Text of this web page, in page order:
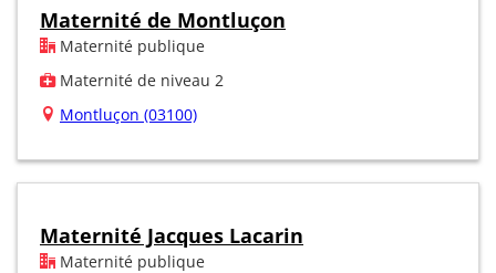
Maternité de Montluçon
Maternité publique
Maternité de niveau 2
Montluçon (03100)
Maternité Jacques Lacarin
Maternité publique